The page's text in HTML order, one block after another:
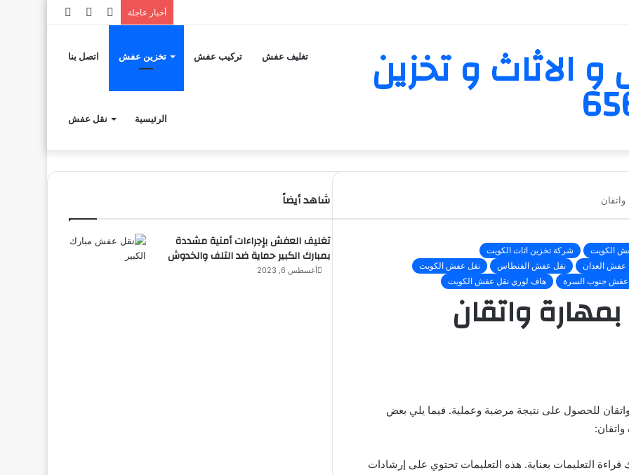
أخبار عاجلة
إضافة
جانبي
مقالتسجيل
الاثاث و تخزين اتصل بنا تخزين عفش تركيب عفش تغليف عفش
نقل عفش الرئيسية
الكويت
شركة تخزين اثاث الكويت
عفش العدان نقل عفش الفنطاس
نقل عفش الكويت
عفش جنوب السرة هاف لوري نقل عفش الكويت
واتقان
للحصول على نتيجة مرضية وعملية. فيما يلي بعض
التعليمات بعناية. هذه التعليمات تحتوي على إرشادات
شاهد أيضاً
تغليف العفش بإجراءات أمنية مشددة
بمبارك الكبير حماية ضد التلف والخدوش
أغسطس 6, 2023